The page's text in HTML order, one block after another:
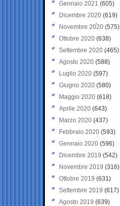
Gennaio 2021 (605)
Dicembre 2020 (619)
Novembre 2020 (575)
Ottobre 2020 (638)
Settembre 2020(465)
Agosto 2020 (588)
Luglio 2020 (597)
Giugno 2020 (580)
Maggio 2020 (618)
Aprile 2020 (643)
Marzo 2020 (437)
Febbraio 2020 (593)
Gennaio 2020 (596)
Dicembre 2019 (542)
Novembre 2019 (316)
Ottobre 2019 (631)
Settembre 2019 (617)
Agosto 2019 (639)